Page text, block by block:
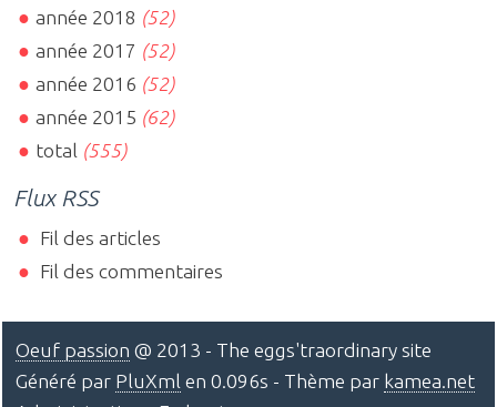
année 2018 (52)
année 2017 (52)
année 2016 (52)
année 2015 (62)
total (555)
Flux RSS
Fil des articles
Fil des commentaires
Oeuf passion @ 2013 - The eggs'traordinary site
Généré par PluXml en 0.096s - Thème par kamea.net